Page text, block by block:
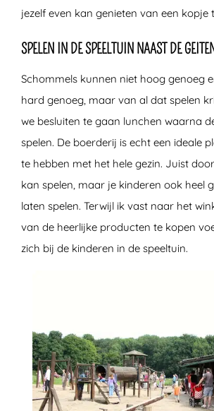
jezelf even kan genieten van een kopje
SPELEN IN DE SPEELTUIN NAAST DE
Schommels kunnen niet hoog genoeg
hard genoeg, maar van al dat spelen
we besluiten te gaan lunchen waarna
spelen. De boerderij is echt een ideale
te hebben met het hele gezin. Juist
kan spelen, maar je kinderen ook heel
laten spelen. Terwijl ik vast naar het
van de heerlijke producten te kopen
zich bij de kinderen in de speeltuin.